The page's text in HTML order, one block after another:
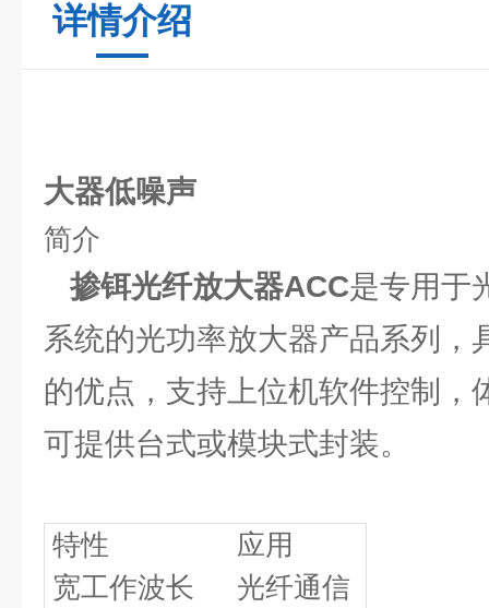
详情介绍
大器低噪声
简介
掺铒光纤放大器ACC是专用于
系统的光功率放大器产品系列，
的优点，支持上位机软件控制，
可提供台式或模块式封装。
特性
应用
宽工作波长
光纤通信